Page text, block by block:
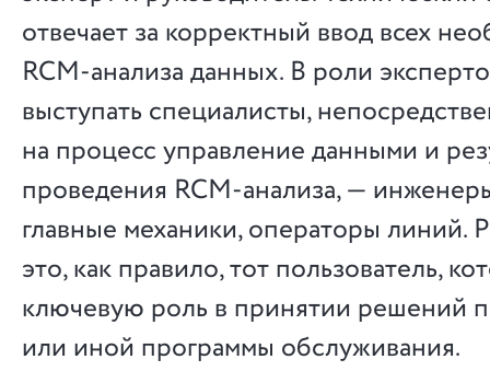
отвечает за корректный ввод всех
RCM-анализа данных. В роли
выступать специалисты,
на процесс управление данными и
проведения RCM-анализа, —
главные механики, операторы линий.
это, как правило, тот пользователь,
ключевую роль в принятии решений
или иной программы обслуживания.